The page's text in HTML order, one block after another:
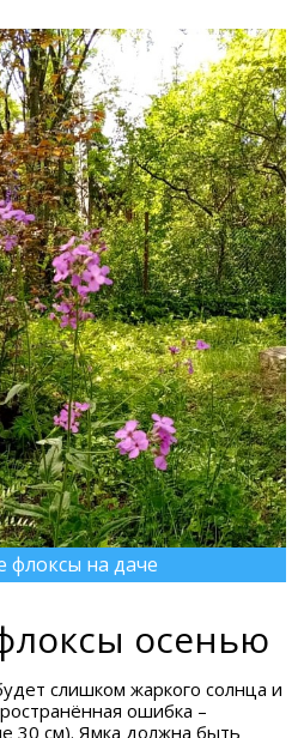
флоксы на даче
осенью
слишком жаркого солнца и
ошибка –
30 см). Ямка должна быть